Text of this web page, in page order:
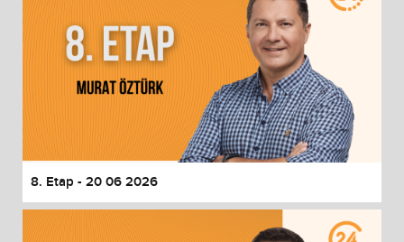
8. Etap - 20 06 2026